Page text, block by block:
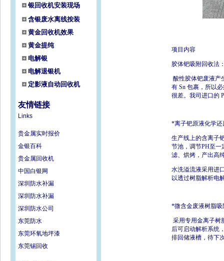
银回收机安装现场
含银废水离线按装
黄金回收机效果
黄金提纯
电解银
电解退银机
定影液自动回收机
友情链接
Links
贵金属实时报价
金银百科
贵金属回收机
中国白银网
深圳防水补漏
深圳防水补漏
深圳防水公司
东莞防水
东莞环氧地坪漆
东莞锡回收
项目内容
胶体钯吸附回收法
酸性胶体钯废液产
有 Sn 包裹，所以
很差。我司进口的
*离子钯原液化学还
生产线上的含离子
节池，调节PH至一
滤、烘烤，产出高
水洗溢流液采用进
以透过树脂解析电
*微含金废液树脂
采用专用金离子树
后可启动解析系统
排回储液槽，待下